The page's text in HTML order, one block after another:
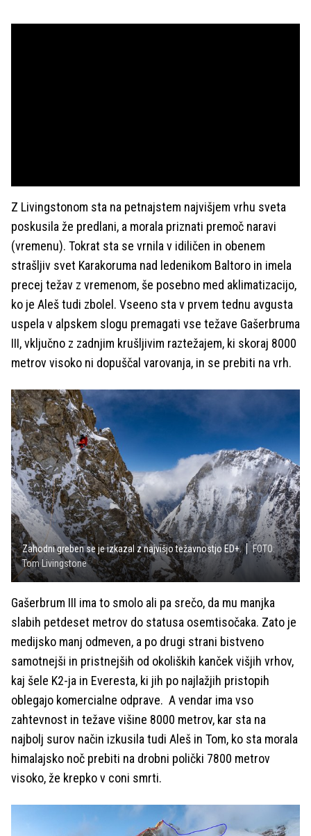
Z Livingstonom sta na petnajstem najvišjem vrhu sveta
poskusila že predlani, a morala priznati premoč naravi
(vremenu). Tokrat sta se vrnila v idiličen in obenem
strašljiv svet Karakoruma nad ledenikom Baltoro in imela
precej težav z vremenom, še posebno med aklimatizacijo,
ko je Aleš tudi zbolel. Vseeno sta v prvem tednu avgusta
uspela v alpskem slogu premagati vse težave Gašerbruma
III, vključno z zadnjim krušljivim raztežajem, ki skoraj 8000
metrov visoko ni dopuščal varovanja, in se prebiti na vrh.
Zahodni greben se je izkazal z najvišjo težavnostjo ED+.
FOTO:
Tom Livingstone
Gašerbrum III ima to smolo ali pa srečo, da mu manjka
slabih petdeset metrov do statusa osemtisočaka. Zato je
medijsko manj odmeven, a po drugi strani bistveno
samotnejši in pristnejših od okoliških kanček višjih vrhov,
kaj šele K2-ja in Everesta, ki jih po najlažjih pristopih
oblegajo komercialne odprave. A vendar ima vso
zahtevnost in težave višine 8000 metrov, kar sta na
najbolj surov način izkusila tudi Aleš in Tom, ko sta morala
himalajsko noč prebiti na drobni polički 7800 metrov
visoko, že krepko v coni smrti.